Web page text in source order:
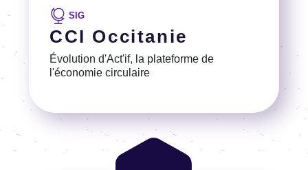
CCI Occitanie
Évolution d'Act'if, la plateforme de
l'économie circulaire
SIG
Voir la référence
Image